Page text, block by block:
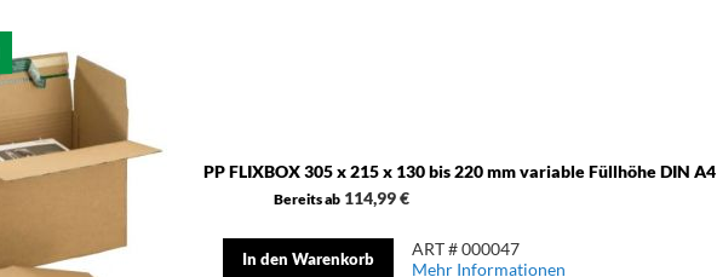
PP FLIXBOX 305 x 215 x 130 bis 220 mm variable Füllhöhe DIN A4
Bereits ab 114,99 €
In den Warenkorb
ART # 000047
Mehr Informationen